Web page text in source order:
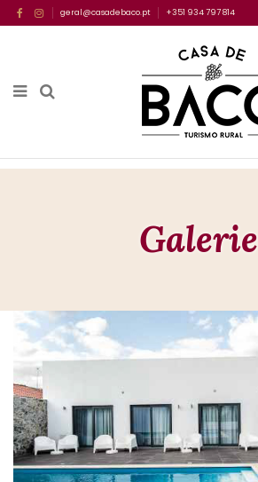
geral@casadebaco.pt +351 934 797 814
Galerie